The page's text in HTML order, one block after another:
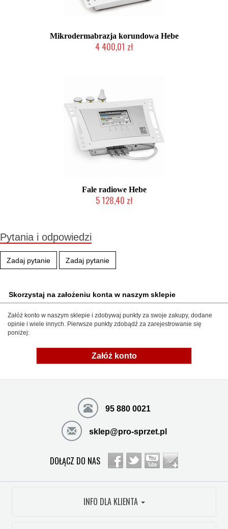
Mikrodermabrazja korundowa Hebe
4 400,01 zł
Fale radiowe Hebe
5 128,40 zł
Pytania i odpowiedzi
Zadaj pytanie Zadaj pytanie
Skorzystaj na założeniu konta w naszym sklepie
Załóż konto w naszym sklepie i zdobywaj punkty za swoje zakupy, dodane
opinie i wiele innych. Pierwsze punkty zdobądź za zarejestrowanie się
poniżej:
Załóż konto
95 880 0021
sklep@pro-sprzet.pl
DOŁĄCZ DO NAS
INFO DLA KLIENTA